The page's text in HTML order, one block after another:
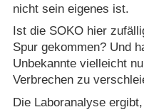
nicht sein eigenes ist.
Ist die SOKO hier
Spur gekommen? Und
Unbekannte vielleicht
Verbrechen zu
Die Laboranalyse